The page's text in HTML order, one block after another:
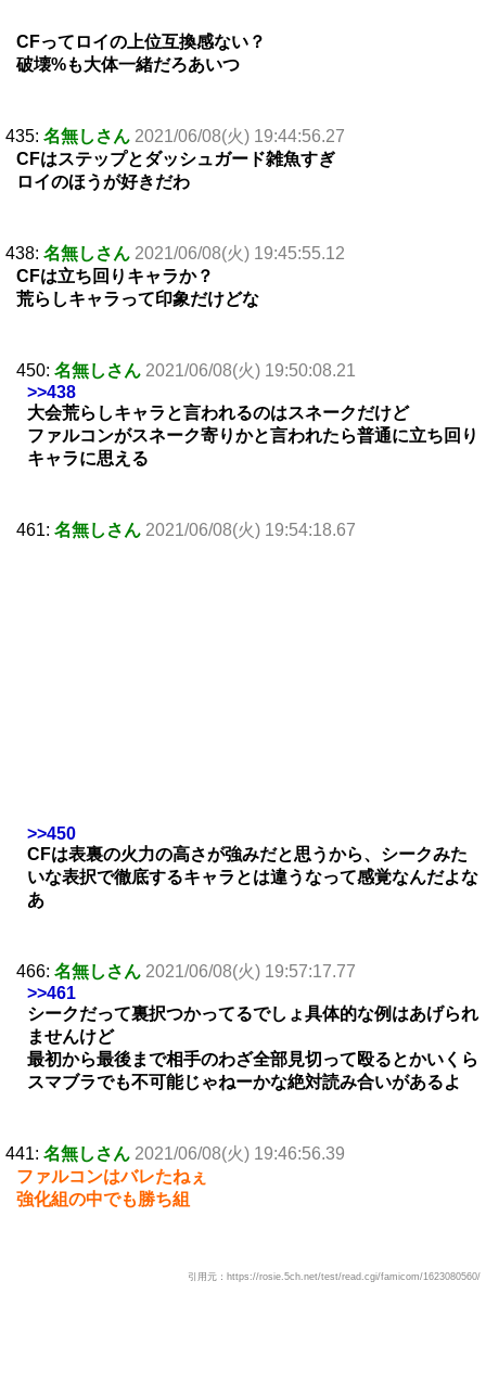
CFってロイの上位互換感ない？
破壊%も大体一緒だろあいつ
435: 名無しさん 2021/06/08(火) 19:44:56.27
CFはステップとダッシュガード雑魚すぎ
ロイのほうが好きだわ
438: 名無しさん 2021/06/08(火) 19:45:55.12
CFは立ち回りキャラか？
荒らしキャラって印象だけどな
450: 名無しさん 2021/06/08(火) 19:50:08.21
>>438
大会荒らしキャラと言われるのはスネークだけど
ファルコンがスネーク寄りかと言われたら普通に立ち回り
キャラに思える
461: 名無しさん 2021/06/08(火) 19:54:18.67
>>450
CFは表裏の火力の高さが強みだと思うから、シークみた
いな表択で徹底するキャラとは違うなって感覚なんだよな
あ
466: 名無しさん 2021/06/08(火) 19:57:17.77
>>461
シークだって裏択つかってるでしょ具体的な例はあげられ
ませんけど
最初から最後まで相手のわざ全部見切って殴るとかいくら
スマブラでも不可能じゃねーかな絶対読み合いがあるよ
441: 名無しさん 2021/06/08(火) 19:46:56.39
ファルコンはバレたねぇ
強化組の中でも勝ち組
引用元：https://rosie.5ch.net/test/read.cgi/famicom/1623080560/